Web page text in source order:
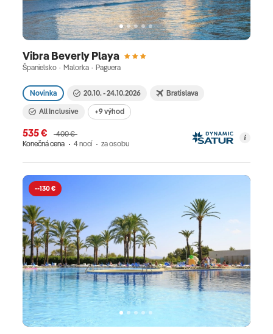
Vibra Beverly Playa
Španielsko · Malorka · Paguera
Novinka 20.10. - 24.10.2026 Bratislava
All Inclusive +9 výhod
535 €
400 €
Konečná cena
4 nocí za osobu
--130 €